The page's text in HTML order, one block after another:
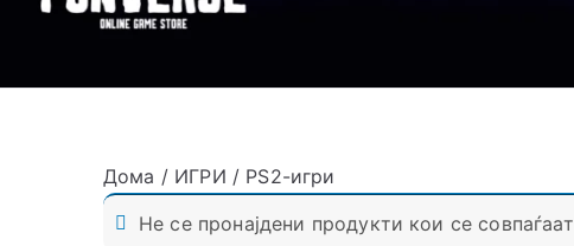
Дома / ИГРИ / PS2-игри
Не се пронајдени продукти кои се